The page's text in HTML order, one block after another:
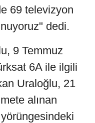
69 televizyon
dedi.
9 Temmuz
6A ile ilgili
Uraloğlu, 21
alınan